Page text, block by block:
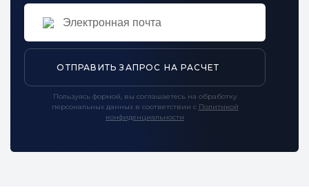
ОТПРАВИТЬ ЗАПРОС НА РАСЧЕТ
Пользуясь формой, вы соглашаетесь на обработку
персональных данных в соответствии с Политикой
конфиденциальности